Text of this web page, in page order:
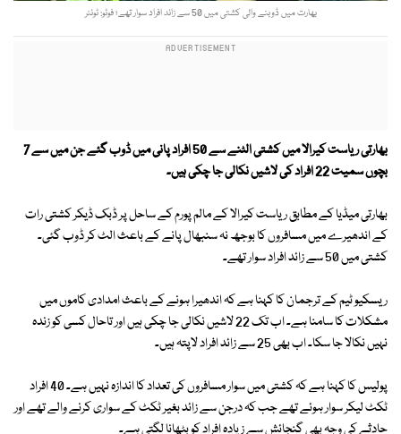
بھارت میں ڈوبنے والی کشتی میں 50 سے زائد افراد سوار تھے؛ فوٹو: ٹوئٹر
بھارتی ریاست کیرالا میں کشتی الٹنے سے 50 افراد پانی میں ڈوب گئے جن میں سے 7
بچوں سمیت 22 افراد کی لاشیں نکالی جا چکی ہیں۔
بھارتی میڈیا کے مطابق ریاست کیرالا کے مالم پورم کے ساحل پر ڈبک ڈیکر کشتی رات
کے اندھیرے میں مسافروں کا بوجھ نہ سنبھال پانے کے باعث الٹ کر ڈوب گئی۔
کشتی میں 50 سے زائد افراد سوار تھے۔
ریسکیو ٹیم کے ترجمان کا کہنا ہے کہ اندھیرا ہونے کے باعث امدادی کاموں میں
مشکلات کا سامنا ہے۔ اب تک 22 لاشیں نکالی جا چکی ہیں اور تاحال کسی کو زندہ
نہیں نکالا جا سکا۔ اب بھی 25 سے زائد افراد لاپتہ ہیں۔
پولیس کا کہنا ہے کہ کشتی میں سوار مسافروں کی تعداد کا اندازہ نہیں ہے۔ 40 افراد
ٹکٹ لیکر سوار ہوئے تھے جب کہ درجن سے زائد بغیر ٹکٹ کے سواری کرنے والے تھے اور
حادثے کی وجہ بھی گنجائش سے زیادہ افراد کو بٹھانا لگتی ہے۔